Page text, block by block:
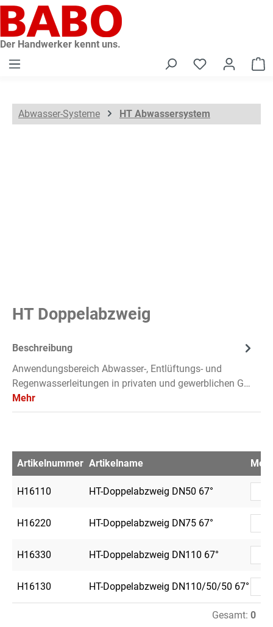
springen
Der Handwerker kennt uns.
Abwasser-Systeme HT Abwassersystem
HT Doppelabzweig
Beschreibung
Anwendungsbereich Abwasser-, Entlüftungs- und
Regenwasserleitungen in privaten und gewerblichen G…
Mehr
Artikelnummer Artikelname
H16110 HT-Doppelabzweig DN50 67°
H16220 HT-Doppelabzweig DN75 67°
H16330 HT-Doppelabzweig DN110 67°
H16130 HT-Doppelabzweig DN110/50/50 67°
Gesamt: 0